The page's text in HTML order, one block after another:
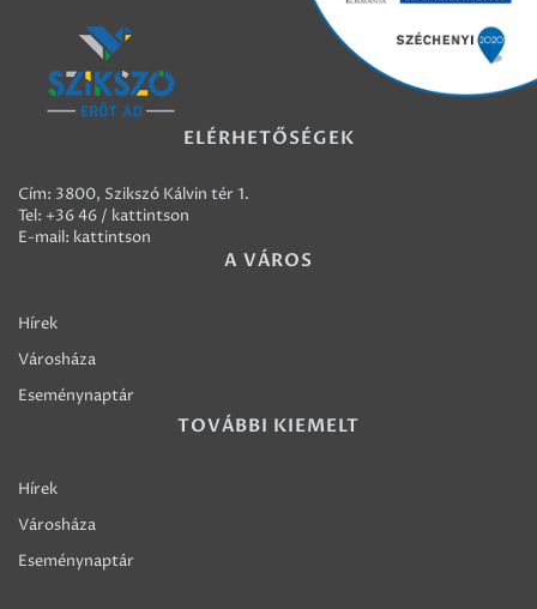
ELÉRHETŐSÉGEK
Cím: 3800, Szikszó Kálvin tér 1.
Tel: +36 46 / kattintson
E-mail: kattintson
A VÁROS
Hírek
Városháza
Eseménynaptár
TOVÁBBI KIEMELT
Hírek
Városháza
Eseménynaptár